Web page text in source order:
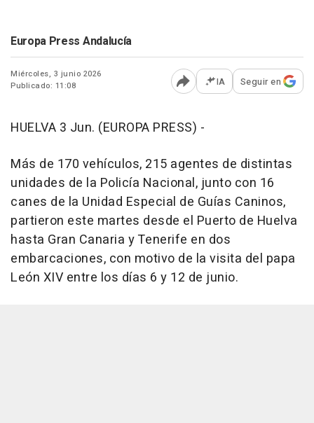
Europa Press Andalucía
Miércoles, 3 junio 2026
Publicado: 11:08
Abrir opciones para
IA Seguir en
HUELVA 3 Jun. (EUROPA PRESS) -
Más de 170 vehículos, 215 agentes de distintas
unidades de la Policía Nacional, junto con 16
canes de la Unidad Especial de Guías Caninos,
partieron este martes desde el Puerto de Huelva
hasta Gran Canaria y Tenerife en dos
embarcaciones, con motivo de la visita del papa
León XIV entre los días 6 y 12 de junio.